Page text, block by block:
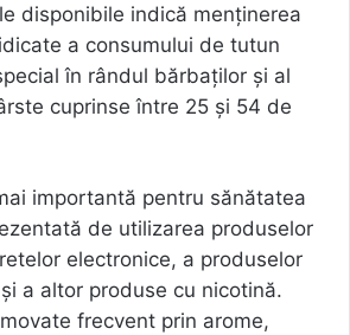
disponibile indică menținerea
a consumului de tutun
în rândul bărbaților și al
cuprinse între 25 și 54 de
importantă pentru sănătatea
de utilizarea produselor
electronice, a produselor
a altor produse cu nicotină.
frecvent prin arome,